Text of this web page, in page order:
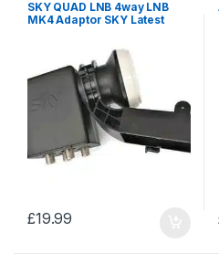
SKY QUAD LNB 4way LNB
MK4 Adaptor SKY Latest
£19.99